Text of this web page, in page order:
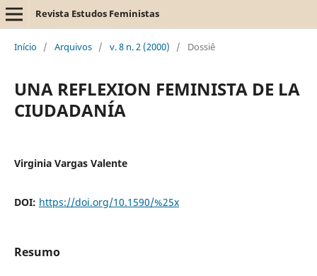
Revista Estudos Feministas
Início / Arquivos / v. 8 n. 2 (2000) / Dossiê
UNA REFLEXION FEMINISTA DE LA
CIUDADANÍA
Virginia Vargas Valente
DOI: https://doi.org/10.1590/%25x
Resumo